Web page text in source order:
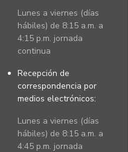
Lunes a viernes (días
hábiles) de 8:15 a.m. a
4:15 p.m. jornada
continua
Recepción de
correspondencia por
medios electrónicos:
Lunes a viernes (días
hábiles) de 8:15 a.m. a
4:45 p.m. jornada